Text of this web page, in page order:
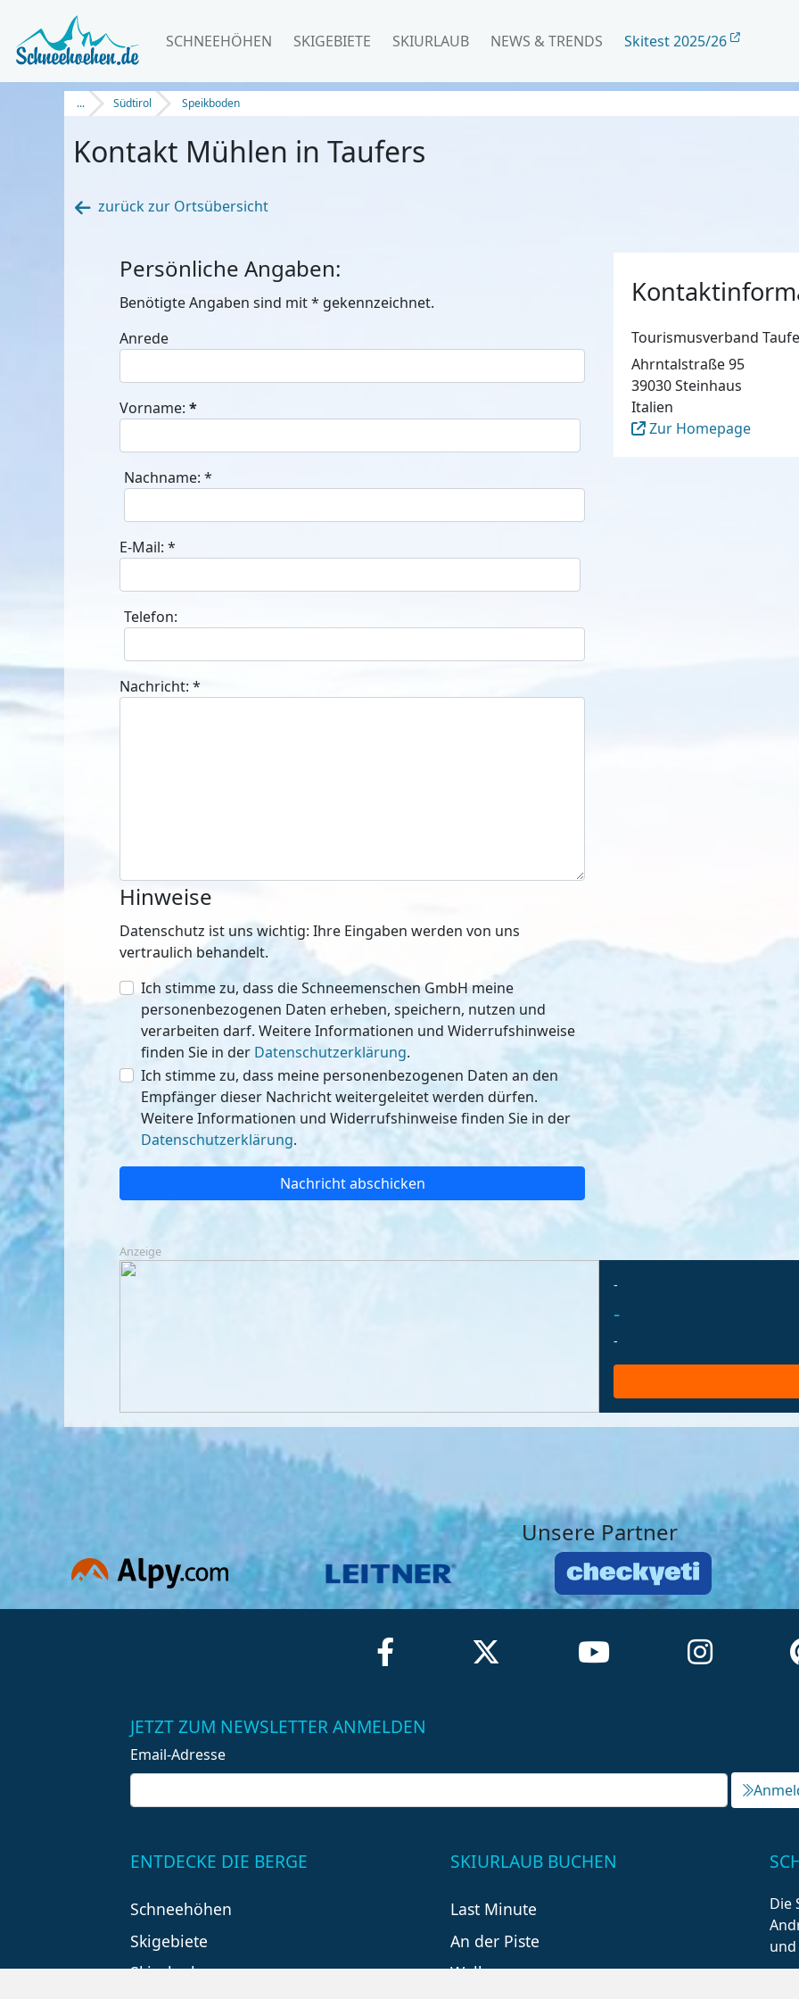
SCHNEEHÖHEN SKIGEBIETE SKIURLAUB NEWS & TRENDS Skitest 2025/26
... Südtirol Speikboden
Kontakt Mühlen in Taufers
zurück zur Ortsübersicht
Persönliche Angaben:
Benötigte Angaben sind mit* gekennzeichnet.
Anrede
Vorname: *
Nachname: *
E-Mail: *
Telefon:
Nachricht: *
Hinweise
Datenschutz ist uns wichtig: Ihre Eingaben werden von uns
vertraulich behandelt.
Ich stimme zu, dass die Schneemenschen GmbH meine
personenbezogenen Daten erheben, speichern, nutzen und
verarbeiten darf. Weitere Informationen und Widerrufshinweise
finden Sie in der Datenschutzerklärung.
Ich stimme zu, dass meine personenbezogenen Daten an den
Empfänger dieser Nachricht weitergeleitet werden dürfen.
Weitere Informationen und Widerrufshinweise finden Sie in der
Datenschutzerklärung.
Nachricht abschicken
Tourismusverband
Ahrntalstraße 95
39030 Steinhaus
Italien
Zur Homepage
Anzeige
-
-
-
Unsere Partner
JETZT ZUM NEWSLETTER ANMELDEN
Email-Adresse
ENTDECKE DIE BERGE
Schneehöhen
Skigebiete
Skiurlaub
SKIURLAUB BUCHEN
Last Minute
An der Piste
Wellness
Die